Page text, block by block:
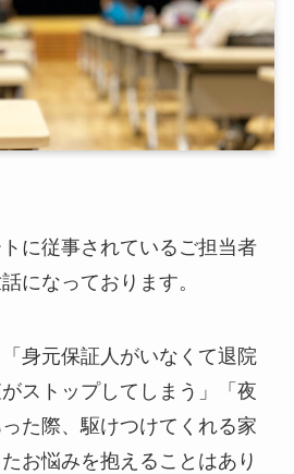
に従事されているご担当者
になっております。
身元保証人がいなくて退院
ストップしてしまう」「夜
た際、駆けつけてくれる家
お悩みを抱えることはあり